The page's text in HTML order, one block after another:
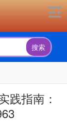
搜索
践指南：